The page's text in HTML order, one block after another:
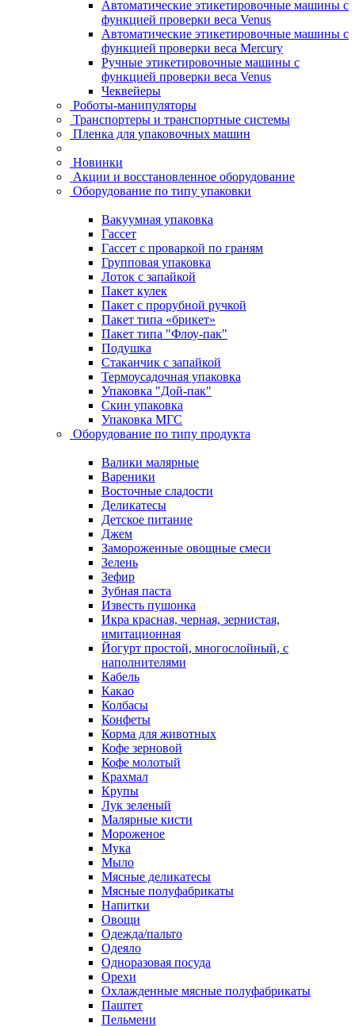
Автоматические этикетировочные машины с
функцией проверки веса Venus
Автоматические этикетировочные машины с
функцией проверки веса Mercury
Ручные этикетировочные машины с
функцией проверки веса Venus
Чеквейеры
Роботы-манипуляторы
Транспортеры и транспортные системы
Пленка для упаковочных машин
Новинки
Акции и восстановленное оборудование
Оборудование по типу упаковки
Вакуумная упаковка
Гассет
Гассет с проваркой по граням
Групповая упаковка
Лоток с запайкой
Пакет кулек
Пакет с прорубной ручкой
Пакет типа «брикет»
Пакет типа "Флоу-пак"
Подушка
Стаканчик с запайкой
Термоусадочная упаковка
Упаковка "Дой-пак"
Скин упаковка
Упаковка МГС
Оборудование по типу продукта
Валики малярные
Вареники
Восточные сладости
Деликатесы
Детское питание
Джем
Замороженные овощные смеси
Зелень
Зефир
Зубная паста
Известь пушонка
Икра красная, черная, зернистая,
имитационная
Йогурт простой, многослойный, с
наполнителями
Кабель
Какао
Колбасы
Конфеты
Корма для животных
Кофе зерновой
Кофе молотый
Крахмал
Крупы
Лук зеленый
Малярные кисти
Мороженое
Мука
Мыло
Мясные деликатесы
Мясные полуфабрикаты
Напитки
Овощи
Одежда/пальто
Одеяло
Одноразовая посуда
Орехи
Охлажденные мясные полуфабрикаты
Паштет
Пельмени